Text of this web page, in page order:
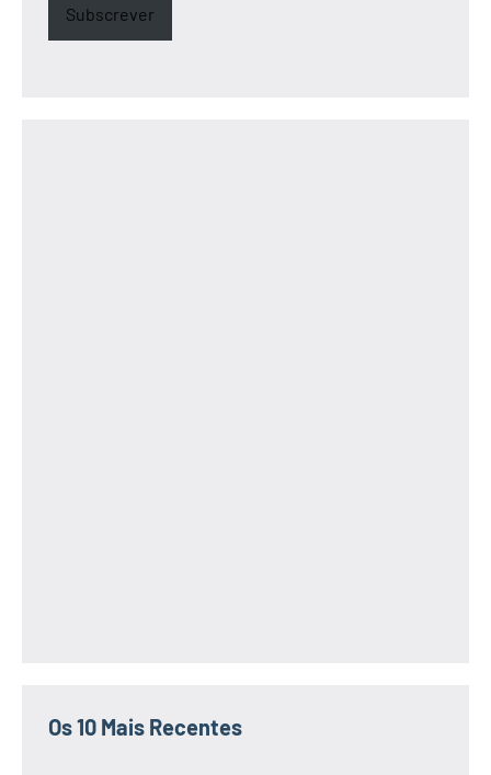
Subscrever
Os 10 Mais Recentes